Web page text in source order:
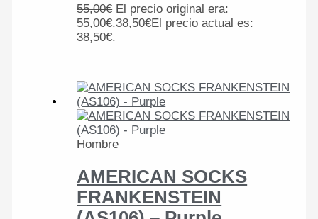
55,00€ El precio original era:
55,00€.38,50€El precio actual es:
38,50€.
Hombre
AMERICAN SOCKS
FRANKENSTEIN